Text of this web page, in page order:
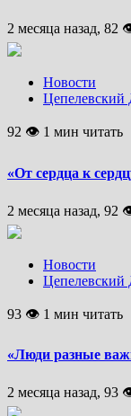
2 месяца назад, 82
Новости
92 👁 1 мин читать
«От сердца к
2 месяца назад, 92
Новости
93 👁 1 мин читать
«Люди разные
2 месяца назад, 93